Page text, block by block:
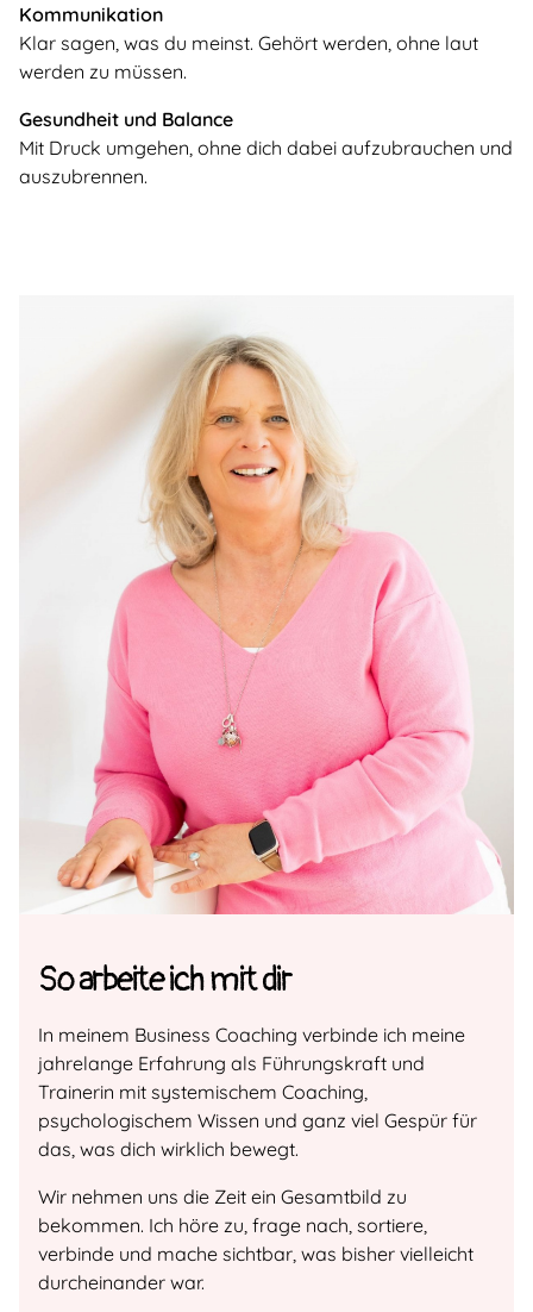
Kommunikation
Klar sagen, was du meinst. Gehört werden, ohne laut
werden zu müssen.
Gesundheit und Balance
Mit Druck umgehen, ohne dich dabei aufzubrauchen und
auszubrennen.
So arbeite ich mit dir
In meinem Business Coaching verbinde ich meine
jahrelange Erfahrung als Führungskraft und
Trainerin mit systemischem Coaching,
psychologischem Wissen und ganz viel Gespür für
das, was dich wirklich bewegt.
Wir nehmen uns die Zeit ein Gesamtbild zu
bekommen. Ich höre zu, frage nach, sortiere,
verbinde und mache sichtbar, was bisher vielleicht
durcheinander war.